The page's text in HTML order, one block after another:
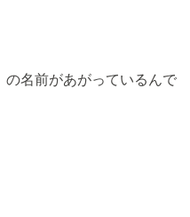
の名前があがっているんで